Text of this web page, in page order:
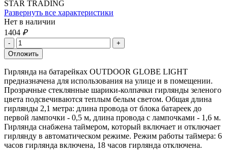
STAR TRADING
Развернуть все характеристики
Нет в наличии
1404 ₽
Гирлянда на батарейках OUTDOOR GLOBE LIGHT
предназначена для использования на улице и в помещении.
Прозрачные стеклянные шарики-колпачки гирлянды зеленого
цвета подсвечиваются теплым белым светом. Общая длина
гирлянды 2,1 метра: длина провода от блока батареек до
первой лампочки - 0,5 м, длина провода с лампочками - 1,6 м.
Гирлянда снабжена таймером, который включает и отключает
гирлянду в автоматическом режиме. Режим работы таймера: 6
часов гирлянда включена, 18 часов гирлянда отключена.